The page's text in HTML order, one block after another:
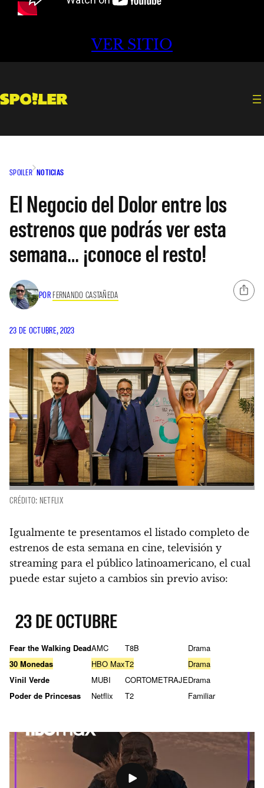
VER SITIO
SPOILER NOTICIAS
El Negocio del Dolor entre los
estrenos que podrás ver esta
semana… ¡conoce el resto!
POR FERNANDO CASTAÑEDA
23 DE OCTUBRE, 2023
CRÉDITO: NETFLIX
Igualmente te presentamos el listado completo de
estrenos de esta semana en cine, televisión y
streaming para el público latinoamericano, el cual
puede estar sujeto a cambios sin previo aviso:
23 DE OCTUBRE
Fear the Walking DeadAMC T8B
Drama
30 Monedas
HBO MaxT2
Drama
Vinil Verde
MUBI CORTOMETRAJEDrama
Poder de Princesas
Netflix T2 Familiar